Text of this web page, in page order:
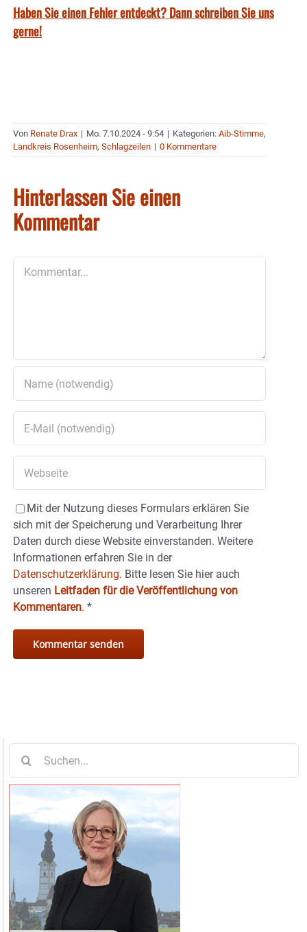
Haben Sie einen Fehler entdeckt? Dann schreiben Sie uns
gerne!
Von Renate Drax | Mo. 7.10.2024 - 9:54 | Kategorien: Aib-Stimme,
Landkreis Rosenheim, Schlagzeilen | 0 Kommentare
Hinterlassen Sie einen
Kommentar
Mit der Nutzung dieses Formulars erklären Sie
sich mit der Speicherung und Verarbeitung Ihrer
Daten durch diese Website einverstanden. Weitere
Informationen erfahren Sie in der
Datenschutzerklärung. Bitte lesen Sie hier auch
unseren Leitfaden für die Veröffentlichung von
Kommentaren. *
nach: